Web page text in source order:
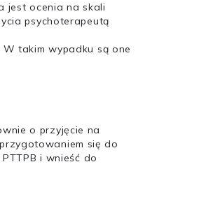
jest ocenia na skali
psychoterapeutą
takim wypadku są one
o przyjęcie na
się do
i wnieść do